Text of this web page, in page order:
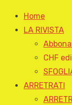
Home
LA RIVISTA
CHF
ARRETRATI